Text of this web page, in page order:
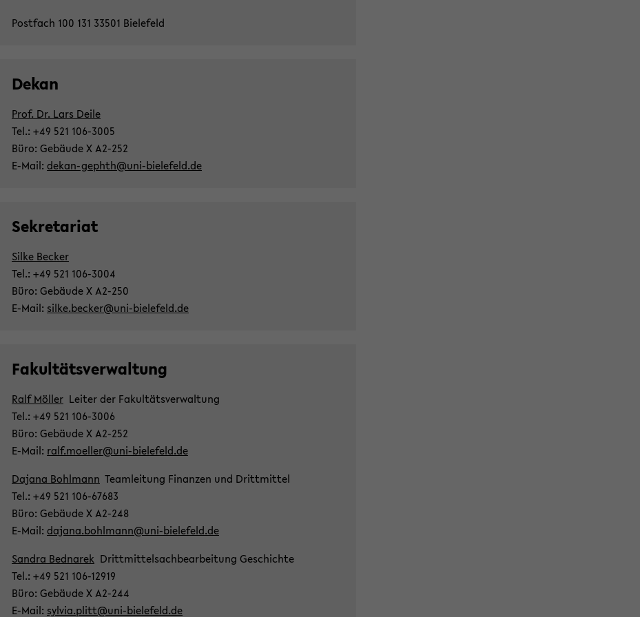
Post­fach 100 131 33501 Bie­le­feld
Dekan
Prof. Dr. Lars Deile
Tel.: +49 521 106-​3005
Büro: Ge­bäu­de X A2-​252
E-​Mail: dekan-​gephth@uni-​bielefeld.de
Se­kre­ta­ri­at
Silke Be­cker
Tel.: +49 521 106-​3004
Büro: Ge­bäu­de X A2-​250
E-​Mail: silke.be­cker@uni-​bielefeld.de
Fa­kul­täts­ver­wal­tung
Ralf Möl­ler Lei­ter der Fa­kul­täts­ver­wal­tung
Tel.: +49 521 106-​3006
Büro: Ge­bäu­de X A2-​252
E-​Mail: ralf.mo­el­ler@uni-​bielefeld.de
Da­ja­na Bohl­mann Team­lei­tung Fi­nan­zen und Dritt­mit­tel
Tel.: +49 521 106-​67683
Büro: Ge­bäu­de X A2-​248
E-​Mail: da­ja­na.bohl­mann@uni-​bielefeld.de
San­dra Bed­na­rek Dritt­mit­tel­sach­be­ar­bei­tung Ge­schich­te
Tel.: +49 521 106-​12919
Büro: Ge­bäu­de X A2-​244
E-​Mail: syl­via.plitt@uni-​bielefeld.de